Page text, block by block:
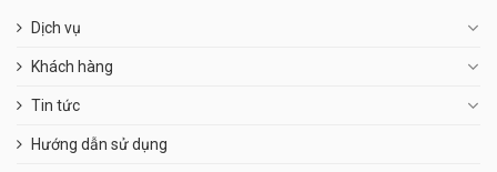
Dịch vụ
Khách hàng
Tin tức
Hướng dẫn sử dụng